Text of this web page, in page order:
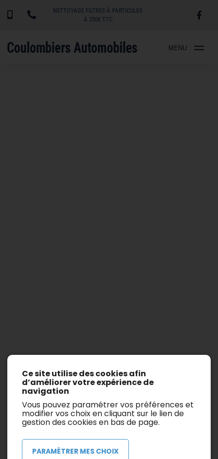
NETTOYAGE FILTRES À PARTICULES
À 250€ TTC
MENU
Afficher les filtres de recherche
Il n’y a aucun véhicule.
Ce site utilise des cookies afin
d’améliorer votre expérience de
navigation
Vous pouvez paramétrer vos préférences et
modifier vos choix en cliquant sur le lien de
gestion des cookies en bas de page.
PARAMÉTRER MES CHOIX